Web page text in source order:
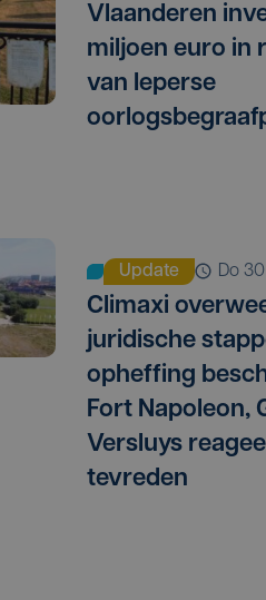
Vlaanderen
miljoen euro in
van Ieperse
Update do
Climaxi
juridische
opheffing
Fort Napoleon,
Versluys
tevreden